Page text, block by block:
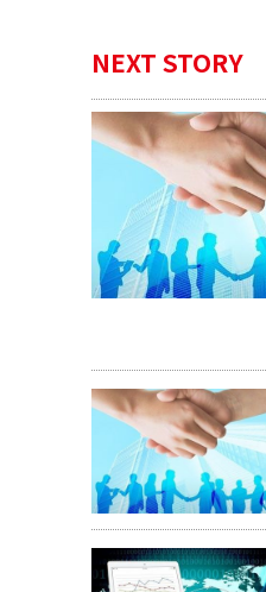
NEXT STORY